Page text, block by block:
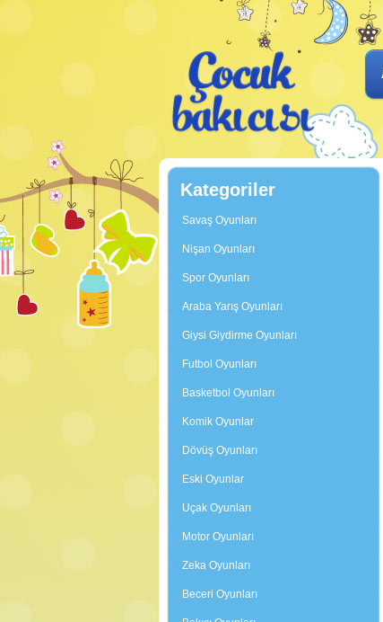
Kategoriler
Savaş Oyunları
Nişan Oyunları
Spor Oyunları
Araba Yarış Oyunları
Giysi Giydirme Oyunları
Futbol Oyunları
Basketbol Oyunları
Komik Oyunlar
Dövüş Oyunları
Eski Oyunlar
Uçak Oyunları
Motor Oyunları
Zeka Oyunları
Beceri Oyunları